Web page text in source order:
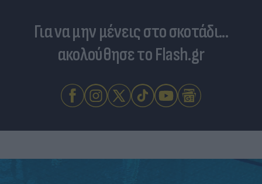
Για να μην μένεις στο σκοτάδι...
ακολούθησε το Flash.gr